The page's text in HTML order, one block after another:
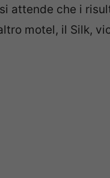
attende che i
motel, il Silk,